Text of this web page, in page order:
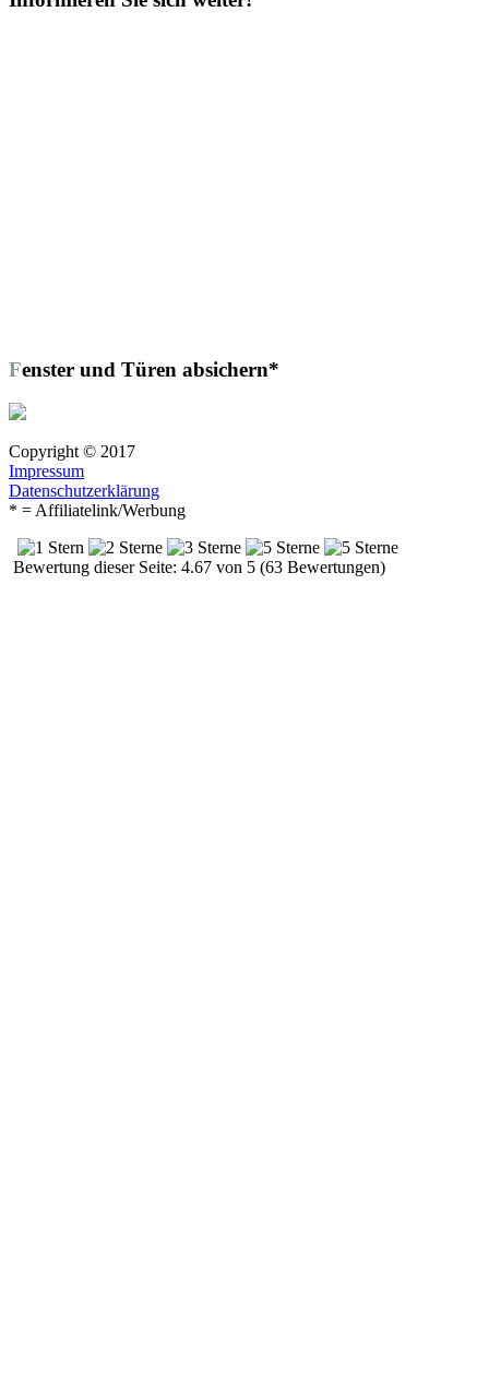
Fenster und Türen absichern*
Copyright © 2017
Impressum
Datenschutzerklärung
* = Affiliatelink/Werbung
Bewertung dieser Seite: 4.67 von 5 (63 Bewertungen)